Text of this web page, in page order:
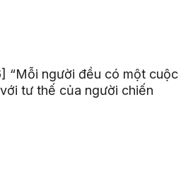
“Mỗi người đều có một cuộc
tư thế của người chiến